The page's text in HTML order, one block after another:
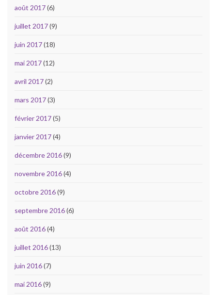
août 2017(6)
juillet 2017(9)
juin 2017(18)
mai 2017(12)
avril 2017(2)
mars 2017(3)
février 2017(5)
janvier 2017(4)
décembre 2016(9)
novembre 2016(4)
octobre 2016(9)
septembre 2016(6)
août 2016(4)
juillet 2016(13)
juin 2016(7)
mai 2016(9)